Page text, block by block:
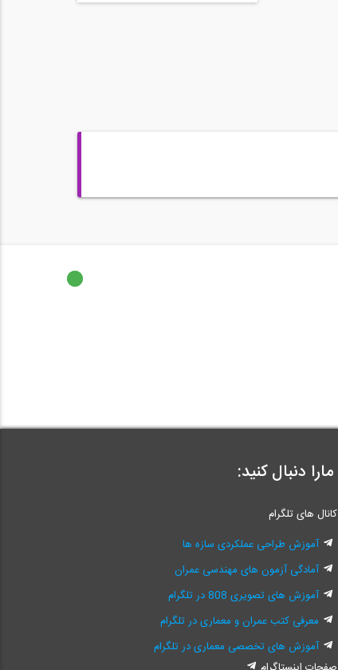
مارا دنبال کنید:
کانال های تلگرام
آموزش طراحی عملکردی سازه ها
آمادگی آزمون های مهندسی عمران
آموزش های تصویری 808 در تلگرام
معرفی کتب عمران و معماری در تلگرام
آموزش های تخصصی معماری در تلگرام